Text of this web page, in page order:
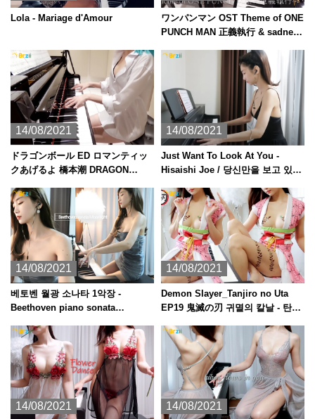
Lola - Mariage d'Amour
ワンパンマン OST Theme of ONE
PUNCH MAN 正義執行 & sadness
14/08/2021
ドラゴンボール ED ロマンティッ
クあげるよ 橋本潮 DRAGON
14/08/2021
Just Want To Look At You -
Hisaishi Joe / 당신만을 보고 있었
14/08/2021
베토벤 월광 소나타 1악장 -
Beethoven piano sonata
14/08/2021
Demon Slayer_Tanjiro no Uta
EP19 鬼滅の刃 귀멸의 칼날 - 탄지
ピアノ 칼림바 カリンバ
14/08/2021 14/08/2021